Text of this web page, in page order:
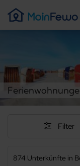
874 Unterkünfte in
Filter